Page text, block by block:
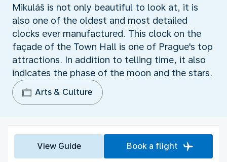
Mikuláš is not only beautiful to look at, it is
also one of the oldest and most detailed
clocks ever manufactured. This clock on the
façade of the Town Hall is one of Prague's top
attractions. In addition to telling time, it also
indicates the phase of the moon and the stars.
Arts & Culture
View Guide Book a flight